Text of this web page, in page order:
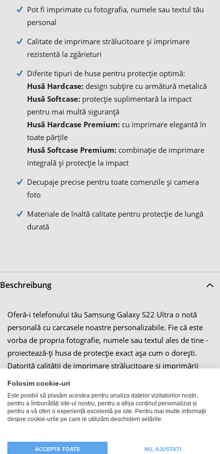
Pot fi imprimate cu fotografia, numele sau textul tău
personal
Calitate de imprimare strălucitoare și imprimare
rezistentă la zgârieturi
Diferite tipuri de huse pentru protecție optimă:
Husă Hardcase: design subțire cu armătură metalică
Husă Softcase: protecție suplimentară la impact
pentru mai multă siguranță
Husă Hardcase Premium: cu imprimare elegantă în
toate părțile
Husă Softcase Premium: combinație de imprimare
integrală și protecție la impact
Decupaje precise pentru toate comenzile și camera
foto
Materiale de înaltă calitate pentru protecție de lungă
durată
Beschreibung
Oferă-i telefonului tău Samsung Galaxy S22 Ultra o notă
personală cu carcasele noastre personalizabile. Fie că este
vorba de propria fotografie, numele sau textul ales de tine -
proiectează-ți husa de protecție exact așa cum o dorești.
Datorită calității de imprimare strălucitoare și imprimării
face din husa telefonului tău mobil o adevărată atracție.
Alege protecția perfectă pentru dispozitivul tău din diferite
tipuri de huse (în funcție de model): husa rigidă subțire
rigidă premium impresionează prin imprimeul său complet.
Folosim cookie-uri
Este posibil să plasăm acestea pentru analiza datelor vizitatorilor noștri,
pentru a îmbunătăți site-ul nostru, pentru a afișa conținut personalizat și
pentru a vă oferi o experiență excelentă pe site. Pentru mai multe informații
despre cookie-urile pe care le utilizăm deschidem setările.
ACCEPTA TOATE NU, AJUSTAȚI